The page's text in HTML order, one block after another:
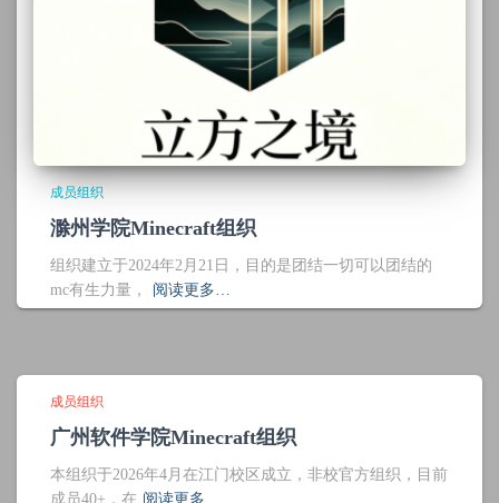
成员组织
滁州学院Minecraft组织
组织建立于2024年2月21日，目的是团结一切可以团结的
mc有生力量，
阅读更多…
成员组织
广州软件学院Minecraft组织
本组织于2026年4月在江门校区成立，非校官方组织，目前
成员40+，在 阅读更多…